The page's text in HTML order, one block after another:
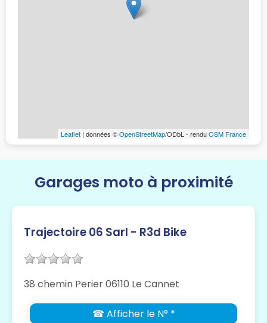
Leaflet | données ©OpenStreetMap/ODbL - renduOSM France
Garages moto à proximité
Trajectoire 06 Sarl - R3d Bike
38 chemin Perier 06110 Le Cannet
☎ Afficher le N° *